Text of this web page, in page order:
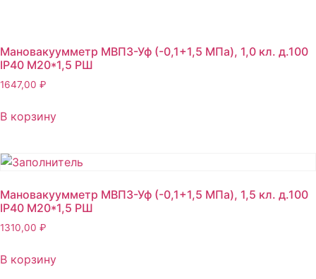
Мановакуумметр МВП3-Уф (-0,1+1,5 МПа), 1,0 кл. д.100
IP40 М20*1,5 РШ
1647,00 ₽
В корзину
Мановакуумметр МВП3-Уф (-0,1+1,5 МПа), 1,5 кл. д.100
IP40 М20*1,5 РШ
1310,00 ₽
В корзину